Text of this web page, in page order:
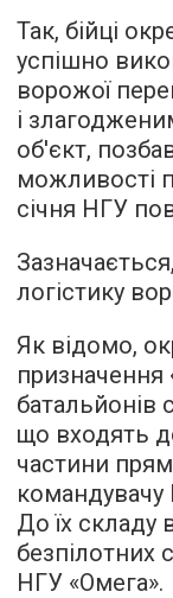
Так, бійці
успішно
ворожої
і
об'єкт,
можливості
січня НГУ
логістику
Як відомо,
призначення
батальйонів
що входять
частини
командувачу
До їх складу
безпілотних
НГУ «Омега».